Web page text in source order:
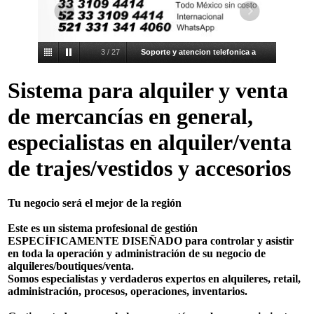
4 /27 Es mejor rentar el software, no
Sistema para alquiler y venta
de mercancías en general,
especialistas en alquiler/venta
de trajes/vestidos y accesorios
Tu negocio será el mejor de la región
Este es un sistema profesional de gestión
ESPECÍFICAMENTE DISEÑADO para controlar y asistir
en toda la operación y administración de su negocio de
alquileres/boutiques/venta.
Somos especialistas y verdaderos expertos en alquileres, retail,
administración, procesos, operaciones, inventarios.